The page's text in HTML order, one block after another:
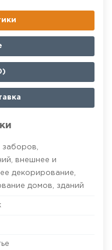
заборов,
внешнее и
декорирование
домов, зданий